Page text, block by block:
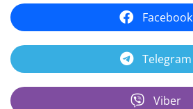
Facebook
Telegram
Viber